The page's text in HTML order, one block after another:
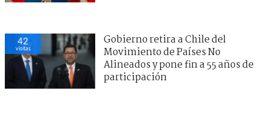
42
visitas
Gobierno retira a Chile del
Movimiento de Países No
Alineados y pone fin a 55 años de
participación